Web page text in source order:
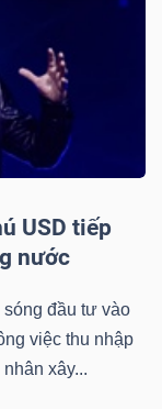
USD tiếp
nước
đầu tư vào
việc thu nhập
xây...